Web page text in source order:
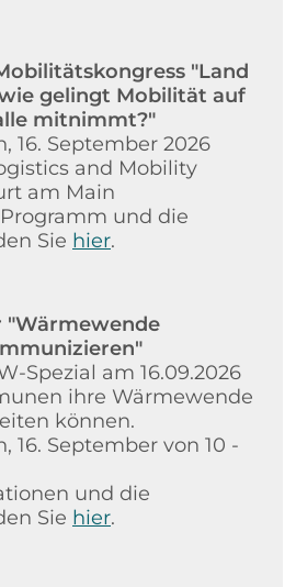
"Land
gelingt Mobilität auf
mitnimmt?"
16. September 2026
and Mobility
am Main
und die
Sie hier.
"Wärmewende
Spezial am 16.09.2026
ihre Wärmewende
können.
16. September von 10 -
und die
Sie hier.